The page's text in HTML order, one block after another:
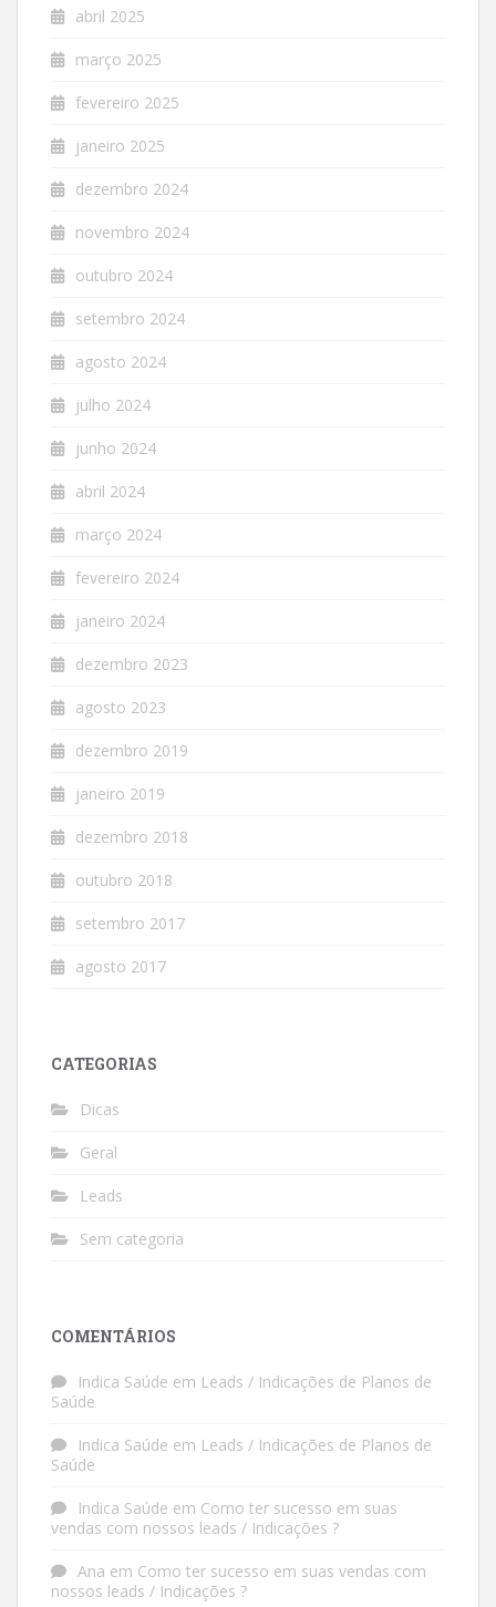
abril 2025
março 2025
fevereiro 2025
janeiro 2025
dezembro 2024
novembro 2024
outubro 2024
setembro 2024
agosto 2024
julho 2024
junho 2024
abril 2024
março 2024
fevereiro 2024
janeiro 2024
dezembro 2023
agosto 2023
dezembro 2019
janeiro 2019
dezembro 2018
outubro 2018
setembro 2017
agosto 2017
CATEGORIAS
Dicas
Geral
Leads
Sem categoria
COMENTÁRIOS
Indica Saúde em Leads / Indicações de Planos de
Saúde
Indica Saúde em Leads / Indicações de Planos de
Saúde
Indica Saúde em Como ter sucesso em suas
vendas com nossos leads / Indicações ?
Ana em Como ter sucesso em suas vendas com
nossos leads / Indicações ?